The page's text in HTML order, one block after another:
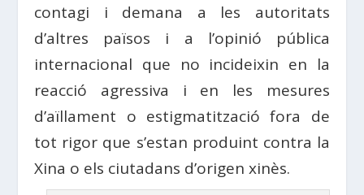
contagi i demana a les autoritats
d’altres països i a l’opinió pública
internacional que no incideixin en la
reacció agressiva i en les mesures
d’aïllament o estigmatització fora de
tot rigor que s’estan produint contra la
Xina o els ciutadans d’origen xinès.